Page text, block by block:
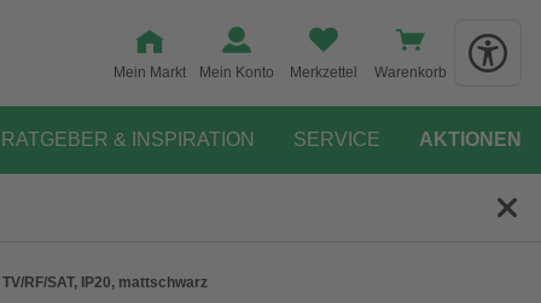
Mein Markt Mein Konto Merkzettel Warenkorb
RATGEBER & INSPIRATION SERVICE AKTIONEN
RF/SAT, IP20, mattschwarz